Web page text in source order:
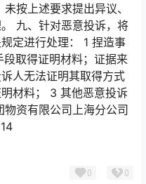
按上述要求提出异议、
九、针对恶意投诉，将
定进行处理： 1 捏造事
取得证明材料；证据来
人无法证明其取得方式
材料； 3 其他恶意投诉
资有限公司上海分公司
0 0